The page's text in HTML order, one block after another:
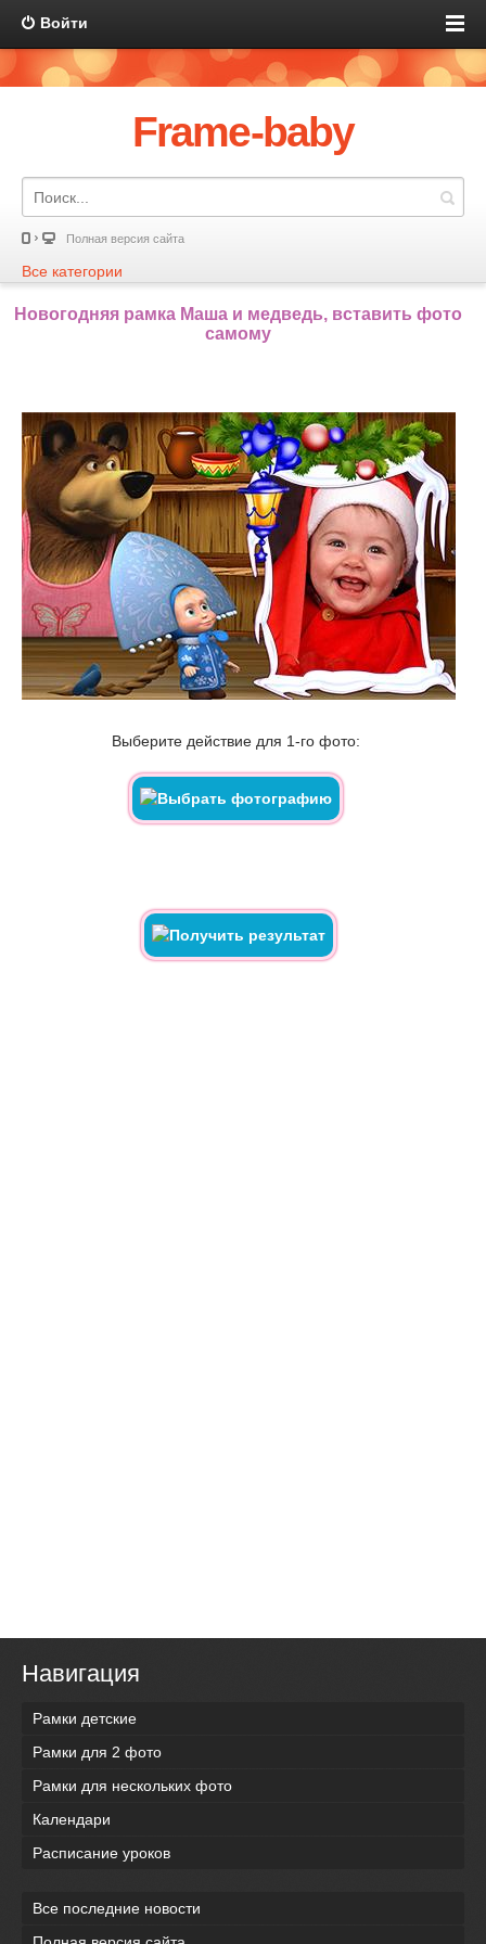
Войти
Frame-baby
Полная версия сайта
Все категории
Новогодняя рамка Маша и медведь, вставить фото
самому
Выберите действие для 1-го фото:
Навигация
Рамки детские
Рамки для 2 фото
Рамки для нескольких фото
Календари
Расписание уроков
Все последние новости